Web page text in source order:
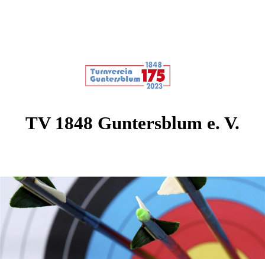
TV 1848 Guntersblum e. V.